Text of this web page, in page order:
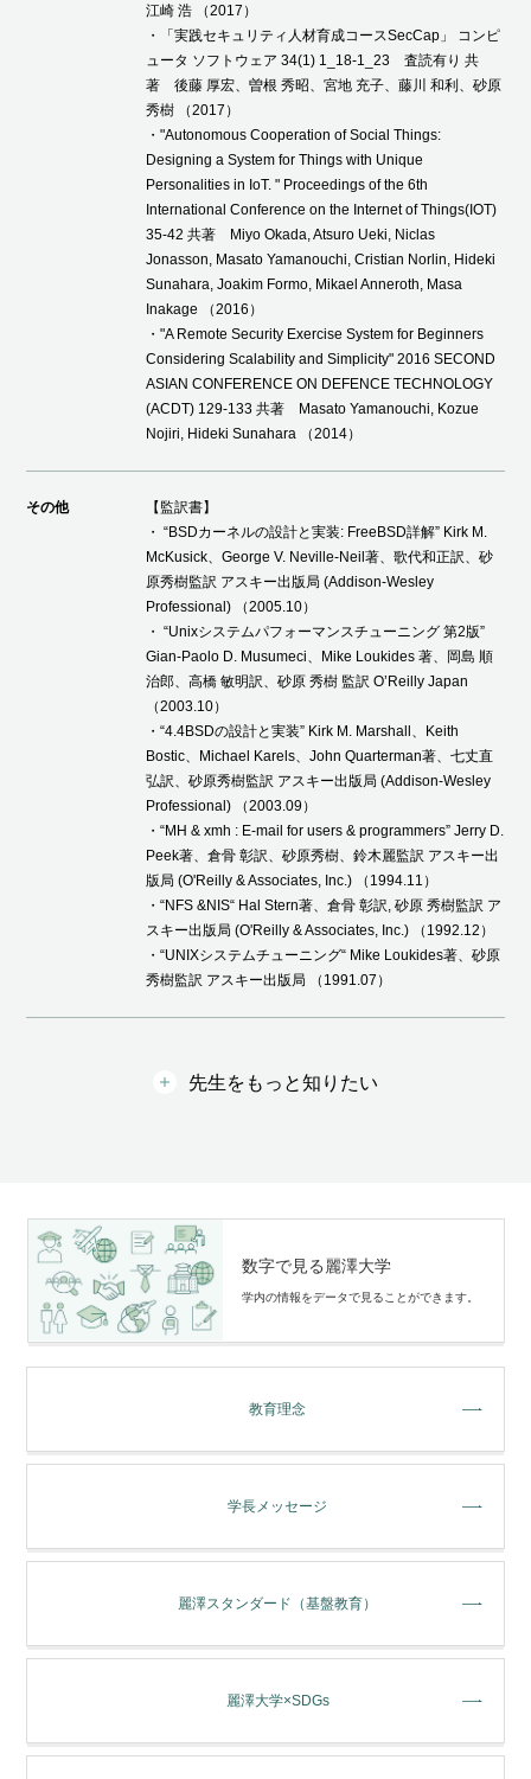
江崎 浩 （2017）
・「実践セキュリティ人材育成コースSecCap」 コンピ
ュータ ソフトウェア 34(1) 1_18-1_23 査読有り 共
著 後藤 厚宏、曽根 秀昭、宮地 充子、藤川 和利、砂原
秀樹 （2017）
・"Autonomous Cooperation of Social Things:
Designing a System for Things with Unique
Personalities in IoT. " Proceedings of the 6th
International Conference on the Internet of Things(IOT)
35-42 共著 Miyo Okada, Atsuro Ueki, Niclas
Jonasson, Masato Yamanouchi, Cristian Norlin, Hideki
Sunahara, Joakim Formo, Mikael Anneroth, Masa
Inakage （2016）
・"A Remote Security Exercise System for Beginners
Considering Scalability and Simplicity" 2016 SECOND
ASIAN CONFERENCE ON DEFENCE TECHNOLOGY
(ACDT) 129-133 共著 Masato Yamanouchi, Kozue
Nojiri, Hideki Sunahara （2014）
その他
【監訳書】
・ “BSDカーネルの設計と実装: FreeBSD詳解” Kirk M.
McKusick、George V. Neville-Neil著、歌代和正訳、砂
原秀樹監訳 アスキー出版局 (Addison-Wesley
Professional) （2005.10）
・ “Unixシステムパフォーマンスチューニング 第2版”
Gian-Paolo D. Musumeci、Mike Loukides 著、岡島 順
治郎、高橋 敏明訳、砂原 秀樹 監訳 O’Reilly Japan
（2003.10）
・“4.4BSDの設計と実装” Kirk M. Marshall、Keith
Bostic、Michael Karels、John Quarterman著、七丈直
弘訳、砂原秀樹監訳 アスキー出版局 (Addison-Wesley
Professional) （2003.09）
・“MH & xmh : E-mail for users & programmers” Jerry D.
Peek著、倉骨 彰訳、砂原秀樹、鈴木麗監訳 アスキー出
版局 (O'Reilly & Associates, Inc.) （1994.11）
・“NFS &NIS“ Hal Stern著、倉骨 彰訳, 砂原 秀樹監訳 ア
スキー出版局 (O'Reilly & Associates, Inc.) （1992.12）
・“UNIXシステムチューニング“ Mike Loukides著、砂原
秀樹監訳 アスキー出版局 （1991.07）
先生をもっと知りたい
数字で見る麗澤大学
学内の情報をデータで⾒ることができます。
教育理念
学長メッセージ
麗澤スタンダード（基盤教育）
麗澤大学×SDGs